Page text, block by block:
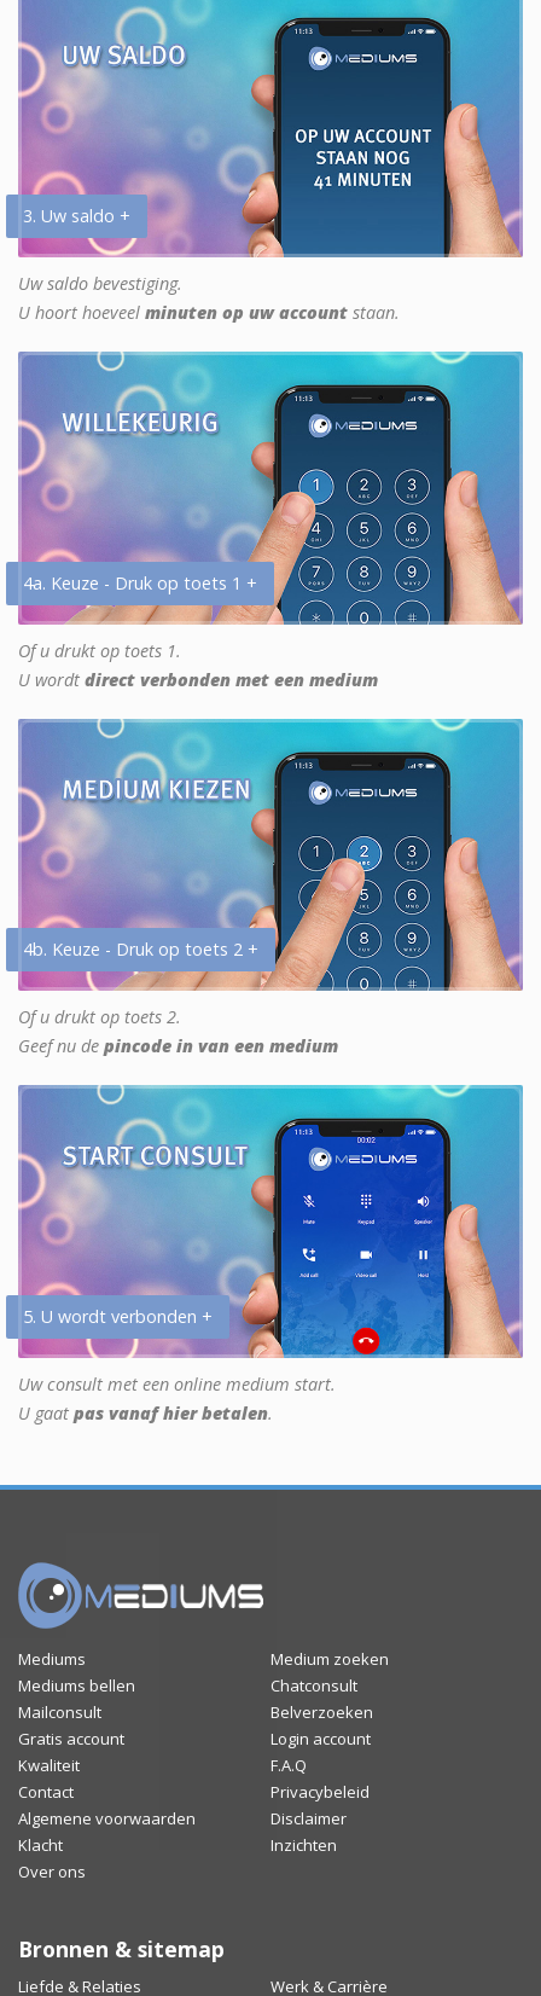
3. Uw saldo +
Uw saldo bevestiging.
U hoort hoeveel minuten op uw account staan.
4a. Keuze - Druk op toets 1 +
Of u drukt op toets 1.
U wordt direct verbonden met een medium
4b. Keuze - Druk op toets 2 +
Of u drukt op toets 2.
Geef nu de pincode in van een medium
5. U wordt verbonden +
Uw consult met een online medium start.
U gaat pas vanaf hier betalen.
Mediums
Medium zoeken
Mediums bellen
Chatconsult
Mailconsult
Belverzoeken
Gratis account
Login account
Kwaliteit
F.A.Q
Contact
Privacybeleid
Algemene voorwaarden
Disclaimer
Klacht
Inzichten
Over ons
Bronnen & sitemap
Liefde & Relaties Werk & Carrière